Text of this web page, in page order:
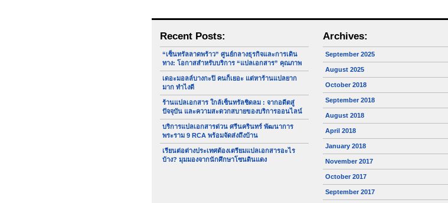
Recent Posts:
“เซ็นทรัลลาดพร้าว” ศูนย์กลางธุรกิจและการเดิน
ทาง: โอกาสสำหรับบริการ “แปลเอกสาร” คุณภาพ
เดอะมอลล์บางกะปิ คนก็เยอะ แต่หาร้านแปลยาก
มาก ทำไงดี
ร้านแปลเอกสาร ใกล้เซ็นทรัลชิดลม : จากอดีตสู่
ปัจจุบัน และความสะดวกสบายของบริการออนไลน์
บริการแปลเอกสารด่วน ศรีนครินทร์ พัฒนาการ
พระราม 9 RCA พร้อมจัดส่งถึงบ้าน
เรียนต่อต่างประเทศต้องเตรียมแปลเอกสารอะไร
บ้าง? มุมมองจากนักศึกษาโซนดินแดง
Archives:
September 2025
August 2025
October 2018
September 2018
August 2018
April 2018
January 2018
November 2017
October 2017
September 2017